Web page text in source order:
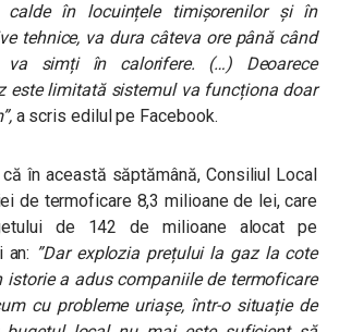
în locuințele timișorenilor și în
tehnice, va dura câteva ore până când
simți în calorifere. (…) Deoarece
este limitată sistemul va funcționa doar
a scris edilul pe Facebook.
în această săptămână, Consiliul Local
de termoficare 8,3 milioane de lei, care
de 142 de milioane alocat pe
an: ”Dar explozia prețului la gaz la cote
istorie a adus companiile de termoficare
cu probleme uriașe, într-o situație de